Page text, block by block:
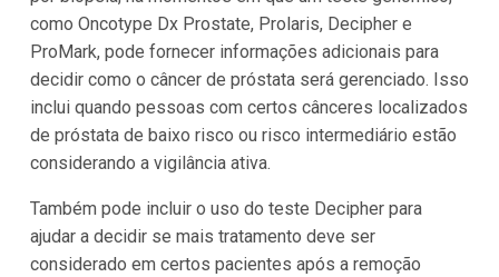
como Oncotype Dx Prostate, Prolaris, Decipher e
ProMark, pode fornecer informações adicionais para
decidir como o câncer de próstata será gerenciado. Isso
inclui quando pessoas com certos cânceres localizados
de próstata de baixo risco ou risco intermediário estão
considerando a vigilância ativa.
Também pode incluir o uso do teste Decipher para
ajudar a decidir se mais tratamento deve ser
considerado em certos pacientes após a remoção